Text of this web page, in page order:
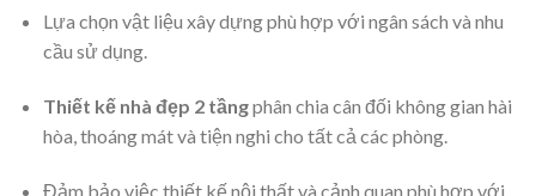
Trong quá trình thiết kế, có rất nhiều yếu tố cần quan tâm để
đảm bảo rằng ngôi nhà của bạn phù hợp với nhu cầu và sở
Xác định số lượng và diện tích các phòng ngủ sao cho hoà